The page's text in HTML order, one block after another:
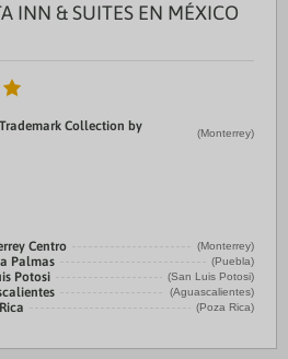
INN & SUITES EN MÉXICO
Collection by
(Monterrey)
Centro (Monterrey)
Palmas (Puebla)
Potosi (San Luis Potosi)
(Aguascalientes)
(Poza Rica)